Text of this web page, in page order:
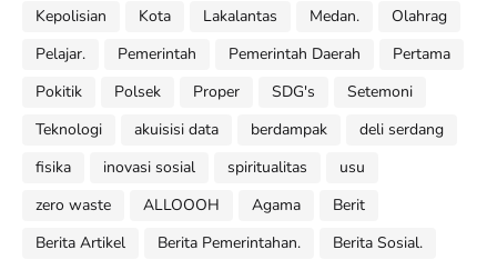
Kepolisian
Kota Lakalantas Medan.
Olahrag
Pelajar.
Pemerintah Pemerintah Daerah
Pertama
Pokitik
Polsek Proper SDG's
Setemoni
Teknologi
akuisisi data berdampak
deli serdang
fisika
inovasi sosial spiritualitas
usu
zero waste
ALLOOOH Agama
Berit
Berita Artikel
Berita Pemerintahan.
Berita Sosial.